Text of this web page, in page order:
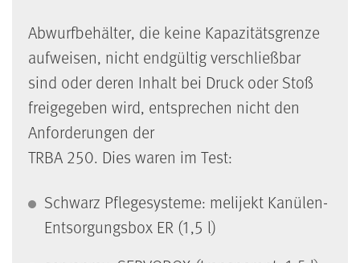
Abwurfbehälter, die keine Kapazitätsgrenze
aufweisen, nicht endgültig verschließbar
sind oder deren Inhalt bei Druck oder Stoß
freigegeben wird, entsprechen nicht den
Anforderungen der
TRBA 250. Dies waren im Test:
Schwarz Pflegesysteme: melijekt Kanülen-
Entsorgungsbox ER (1,5 l)